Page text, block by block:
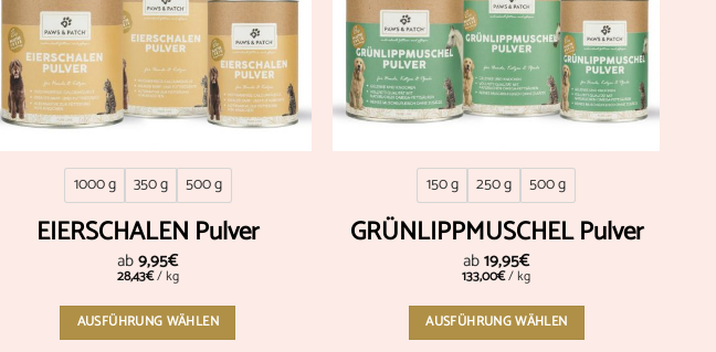
1000 g 350 g 500 g
EIERSCHALEN Pulver
ab9,95€
28,43€/kg
AUSFÜHRUNG WÄHLEN
150 g 250 g 500 g
GRÜNLIPPMUSCHEL Pulver
ab19,95€
133,00€/kg
AUSFÜHRUNG WÄHLEN